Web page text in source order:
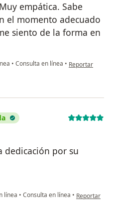
empática. Sabe
el momento adecuado
siento de la forma en
• Consulta en línea • en opinión del
Reportar
dedicación por su
línea • Consulta en línea • en opinión
Reportar